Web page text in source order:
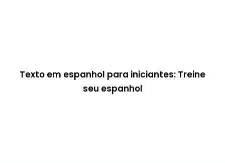
Texto em espanhol para iniciantes: Treine
seu espanhol